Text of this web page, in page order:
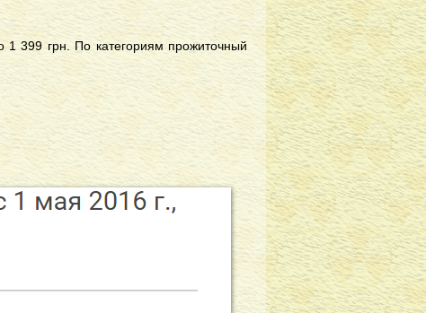
399 грн. По категориям прожиточный